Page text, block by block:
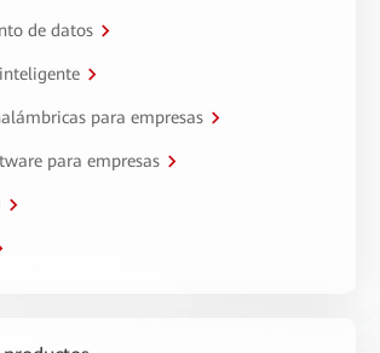
de datos
para empresas
para empresas